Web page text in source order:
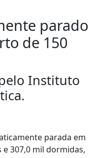
parado
de 150
Instituto
parada em
307,0 mil dormidas,